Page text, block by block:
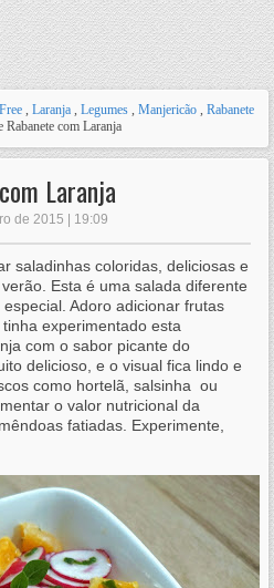
, Laranja , Legumes , Manjericão , Rabanete
Rabanete com Laranja
Laranja
de 2015 | 19:09
saladinhas coloridas, deliciosas e
Esta é uma salada diferente
Adoro adicionar frutas
experimentado esta
com o sabor picante do
delicioso, e o visual fica lindo e
como hortelã, salsinha ou
o valor nutricional da
fatiadas. Experimente,